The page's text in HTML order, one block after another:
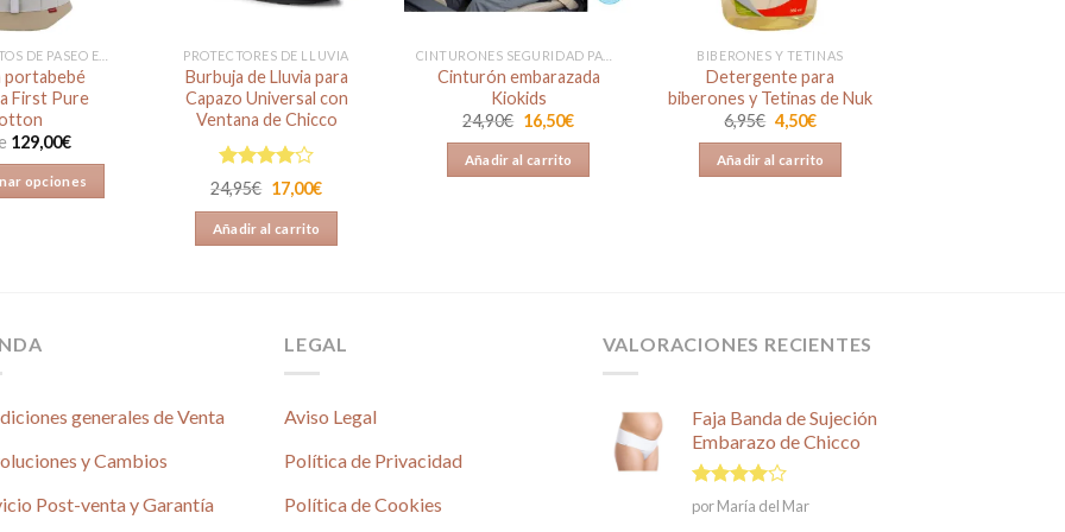
portabebé
First Pure
129,00€
opciones
Las
pueden
elegir
la
PROTECTORES DE LLUVIA
Burbuja de Lluvia para
Capazo Universal con
Ventana de Chicco
Valorado
en
de 5
24,95€ El
precio
original
era:
17,00€El
Añadir al carrito
Cinturón embarazada
Kiokids
24,90€ El
precio
original
era:
16,50€El
Añadir al carrito
BIBERONES Y TETINAS
Detergente para
biberones y Tetinas de Nuk
6,95€ El
precio
original
era:
4,50€El
es:
Añadir al carrito
generales de Venta
y Cambios
Post-venta y Garantía
LEGAL
Aviso Legal
Política de Privacidad
Política de Cookies
VALORACIONES RECIENTES
Faja Banda de Sujeción
Embarazo de Chicco
Valorado
en
por María del Mar